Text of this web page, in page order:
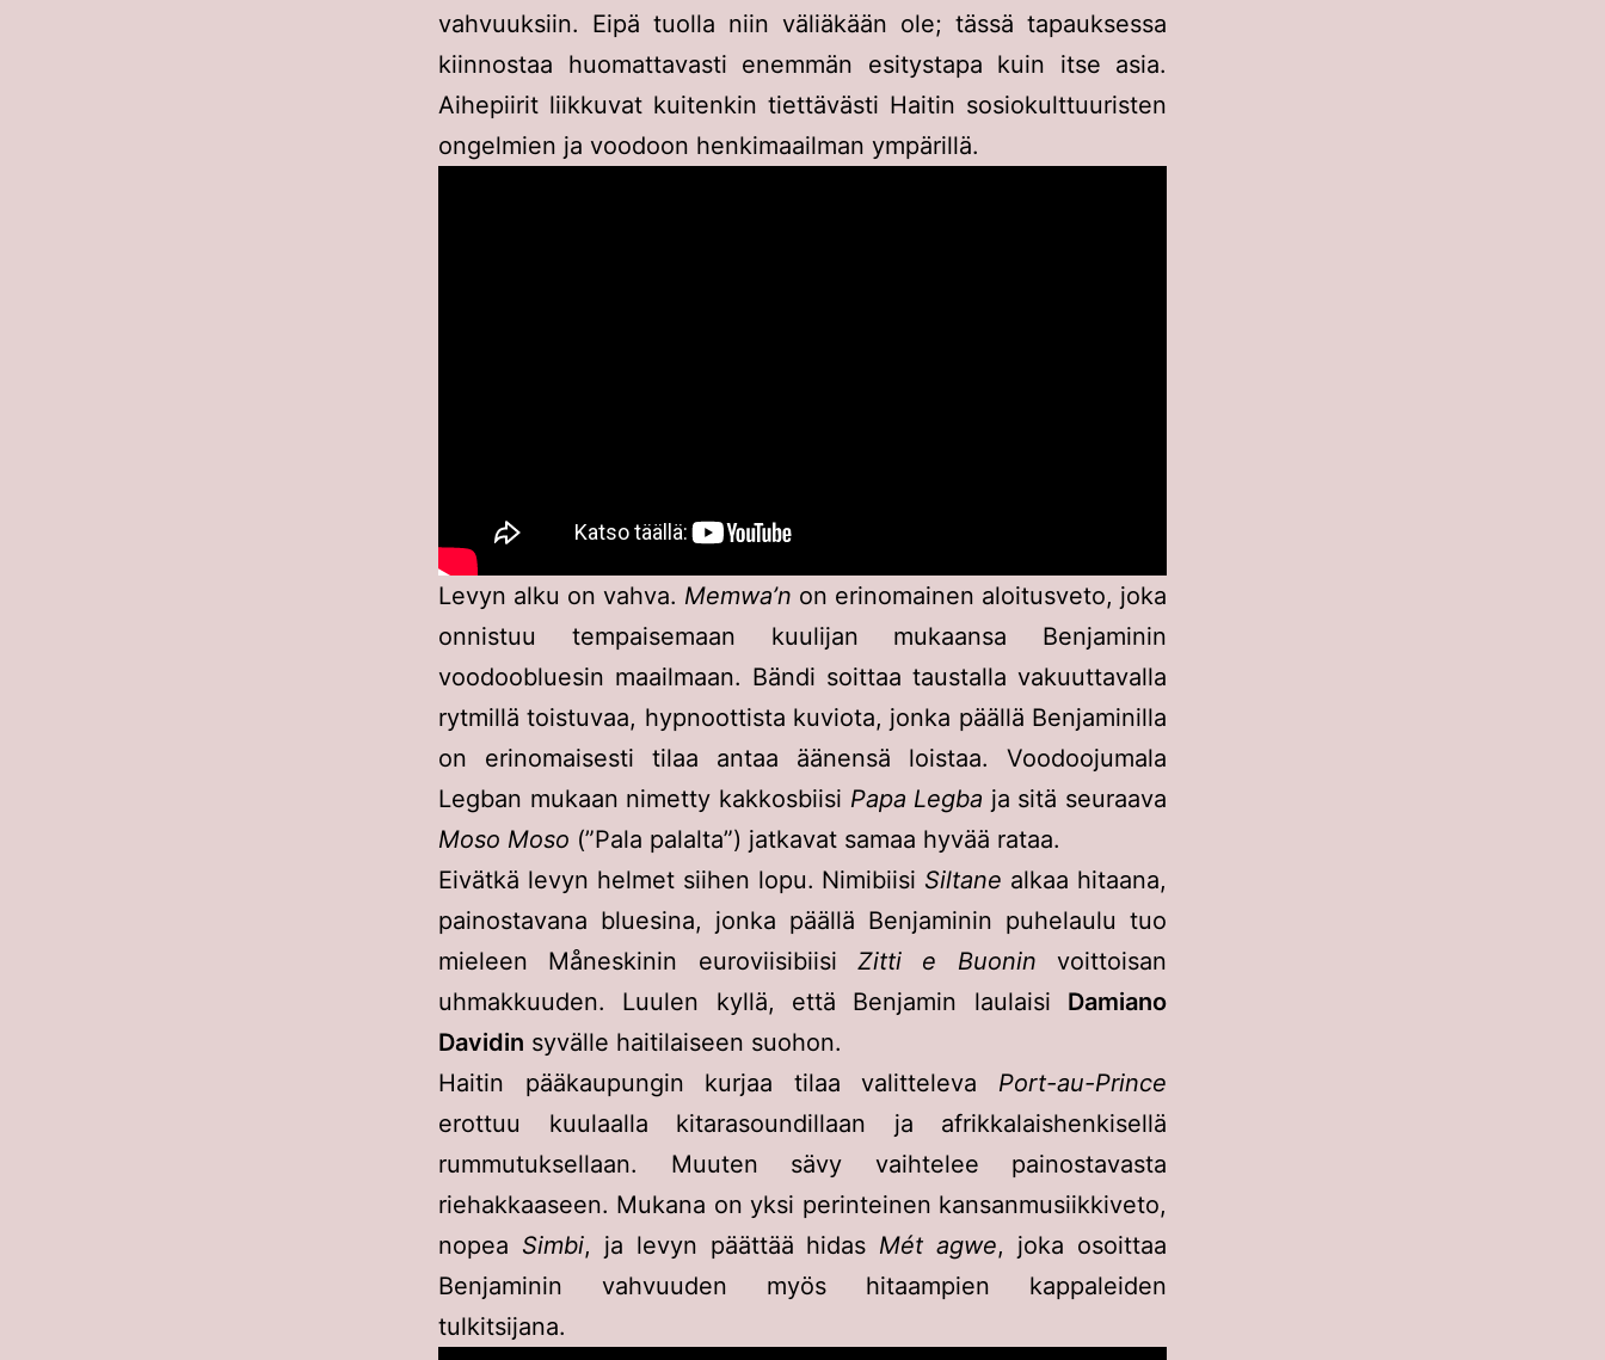
vahvuuksiin. Eipä tuolla niin väliäkään ole; tässä tapauksessa
kiinnostaa huomattavasti enemmän esitystapa kuin itse asia.
Aihepiirit liikkuvat kuitenkin tiettävästi Haitin sosiokulttuuristen
ongelmien ja voodoon henkimaailman ympärillä.
Levyn alku on vahva. Memwa’n on erinomainen aloitusveto, joka
onnistuu tempaisemaan kuulijan mukaansa Benjaminin
voodoobluesin maailmaan. Bändi soittaa taustalla vakuuttavalla
rytmillä toistuvaa, hypnoottista kuviota, jonka päällä Benjaminilla
on erinomaisesti tilaa antaa äänensä loistaa. Voodoojumala
Legban mukaan nimetty kakkosbiisi Papa Legba ja sitä seuraava
Moso Moso (”Pala palalta”) jatkavat samaa hyvää rataa.
Eivätkä levyn helmet siihen lopu. Nimibiisi Siltane alkaa hitaana,
painostavana bluesina, jonka päällä Benjaminin puhelaulu tuo
mieleen Måneskinin euroviisibiisi Zitti e Buonin voittoisan
uhmakkuuden. Luulen kyllä, että Benjamin laulaisi Damiano
Davidin syvälle haitilaiseen suohon.
Haitin pääkaupungin kurjaa tilaa valitteleva Port-au-Prince
erottuu kuulaalla kitarasoundillaan ja afrikkalaishenkisellä
rummutuksellaan. Muuten sävy vaihtelee painostavasta
riehakkaaseen. Mukana on yksi perinteinen kansanmusiikkiveto,
nopea Simbi, ja levyn päättää hidas Mét agwe, joka osoittaa
Benjaminin vahvuuden myös hitaampien kappaleiden
tulkitsijana.